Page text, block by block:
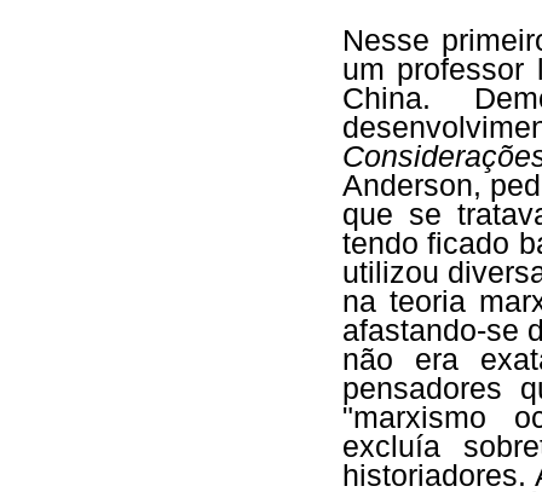
Nesse
um professor
China.
Anderson,
que se
tendo ficado
utilizou
na teoria
afastando-se
não era
pensadores
"marxismo
excluía
historiadores.